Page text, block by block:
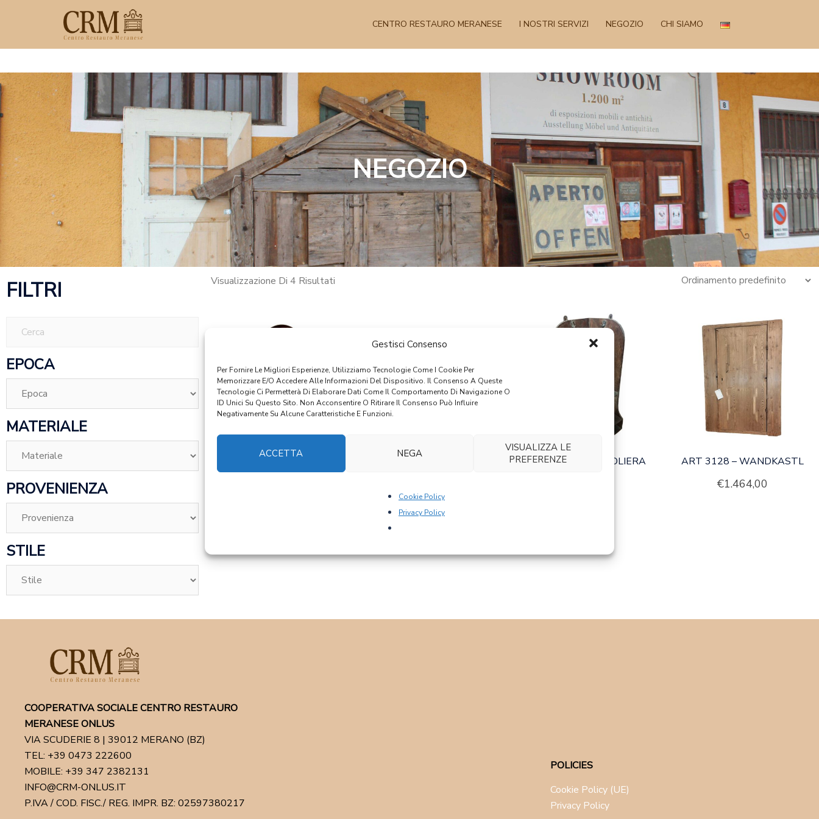
Gestisci Consenso
Per Fornire Le Migliori Esperienze, Utilizziamo Tecnologie Come I Cookie Per
Memorizzare E/o Accedere Alle Informazioni Del Dispositivo. Il Consenso A Queste
Tecnologie Ci Permetterà Di Elaborare Dati Come Il Comportamento Di Navigazione O
ID Unici Su Questo Sito. Non Acconsentire O Ritirare Il Consenso Può Influire
Negativamente Su Alcune Caratteristiche E Funzioni.
ACCETTA NEGA
VISUALIZZA LE
PREFERENZE
Cookie Policy
Privacy Policy
CENTRO RESTAURO MERANESE I NOSTRI SERVIZI NEGOZIO CHI SIAMO
NEGOZIO
FILTRI
EPOCA
MATERIALE
PROVENIENZA
STILE
Visualizzazione Di 4 Risultati
€915,00
ART 3070 – ANGOLIERA ART 3128 – WANDKASTL
€1.464,00
COOPERATIVA SOCIALE CENTRO RESTAURO
MERANESE ONLUS
VIA SCUDERIE 8 | 39012 MERANO (BZ)
TEL: +39 0473 222600
MOBILE: +39 347 2382131
INFO@CRM-ONLUS.IT
P.IVA / COD. FISC./ REG. IMPR. BZ: 02597380217
POLICIES
Cookie Policy (UE)
Privacy Policy